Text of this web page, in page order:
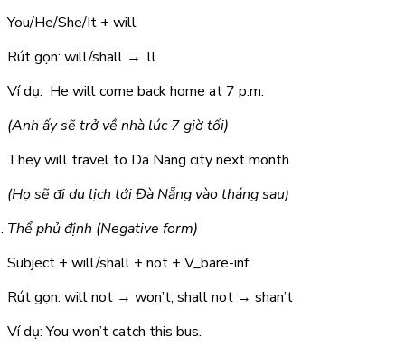
You/He/She/It + will
Rút gọn: will/shall → ’ll
Ví dụ: He will come back home at 7 p.m.
(Anh ấy sẽ trở về nhà lúc 7 giờ tối)
Theywill travel to Da Nang city next month.
(Họ sẽ đi du lịch tới Đà Nẵng vào tháng sau)
Thể phủ định (Negative form)
Subject + will/shall + not + V_bare-inf
Rút gọn: will not → won’t; shall not → shan’t
Ví dụ: You won’t catch this bus.